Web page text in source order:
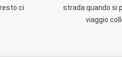
ci
strada quando si
viaggio